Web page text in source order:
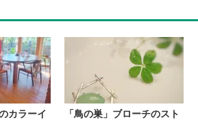
カラーイ
「鳥の巣」ブローチのスト